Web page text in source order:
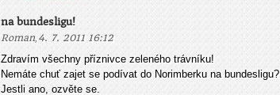
na bundesligu!
Roman, 4. 7. 2011 16:12
Zdravím všechny příznivce zeleného trávníku!
Nemáte chuť zajet se podívat do Norimberku na bundesligu?
Jestli ano, ozvěte se.